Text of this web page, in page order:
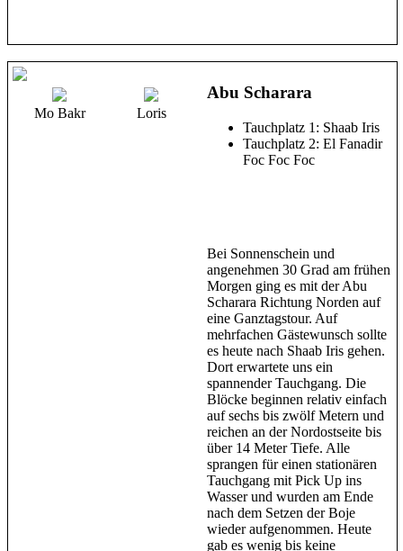
Mo Bakr Loris
Abu Scharara
Tauchplatz 1: Shaab Iris
Tauchplatz 2: El Fanadir
Foc Foc Foc
Bei Sonnenschein und
angenehmen 30 Grad am frühen
Morgen ging es mit der Abu
Scharara Richtung Norden auf
eine Ganztagstour. Auf
mehrfachen Gästewunsch sollte
es heute nach Shaab Iris gehen.
Dort erwartete uns ein
spannender Tauchgang. Die
Blöcke beginnen relativ einfach
auf sechs bis zwölf Metern und
reichen an der Nordostseite bis
über 14 Meter Tiefe. Alle
sprangen für einen stationären
Tauchgang mit Pick Up ins
Wasser und wurden am Ende
nach dem Setzen der Boje
wieder aufgenommen. Heute
gab es wenig bis keine